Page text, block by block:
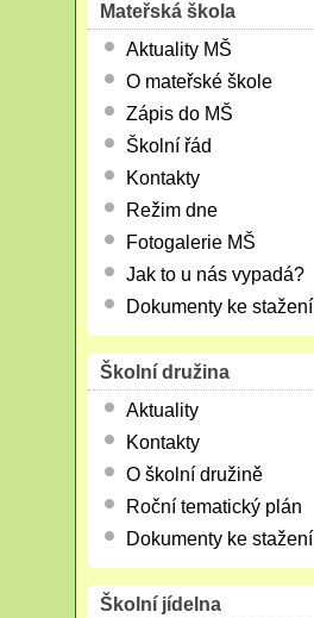
Mateřská škola
Aktuality MŠ
O mateřské škole
Zápis do MŠ
Školní řád
Kontakty
Režim dne
Fotogalerie MŠ
Jak to u nás vypadá?
Dokumenty ke stažení
Školní družina
Aktuality
Kontakty
O školní družině
Roční tematický plán
Dokumenty ke stažení
Školní jídelna